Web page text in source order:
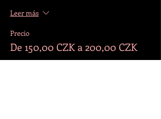
Leer más
Precio
De 150,00 CZK a 200,00 CZK